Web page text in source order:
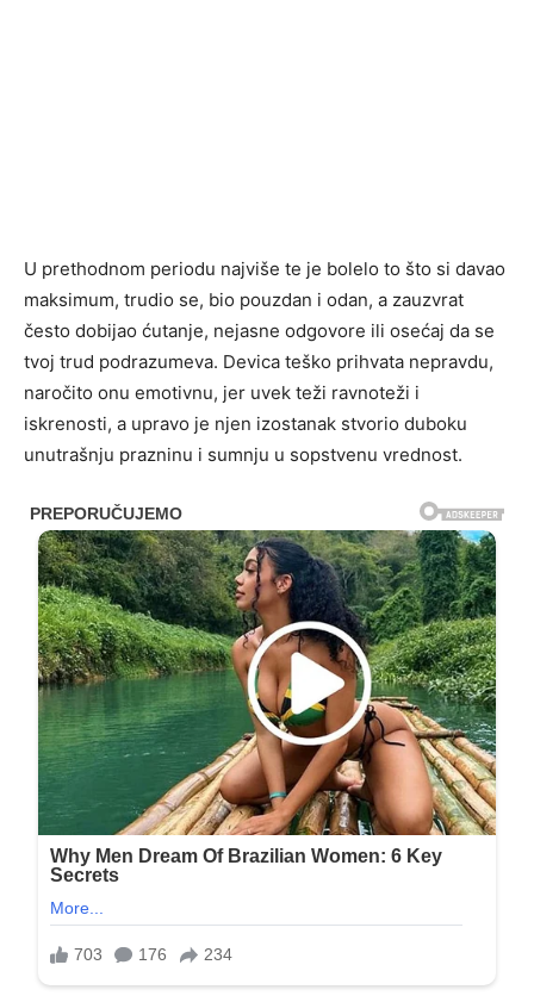
U prethodnom periodu najviše te je bolelo to što si davao
maksimum, trudio se, bio pouzdan i odan, a zauzvrat
često dobijao ćutanje, nejasne odgovore ili osećaj da se
tvoj trud podrazumeva. Devica teško prihvata nepravdu,
naročito onu emotivnu, jer uvek teži ravnoteži i
iskrenosti, a upravo je njen izostanak stvorio duboku
unutrašnju prazninu i sumnju u sopstvenu vrednost.